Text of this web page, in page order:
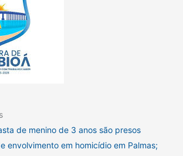
de menino de 3 anos são presos
envolvimento em homicídio em Palmas;